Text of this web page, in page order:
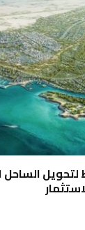
الساحل